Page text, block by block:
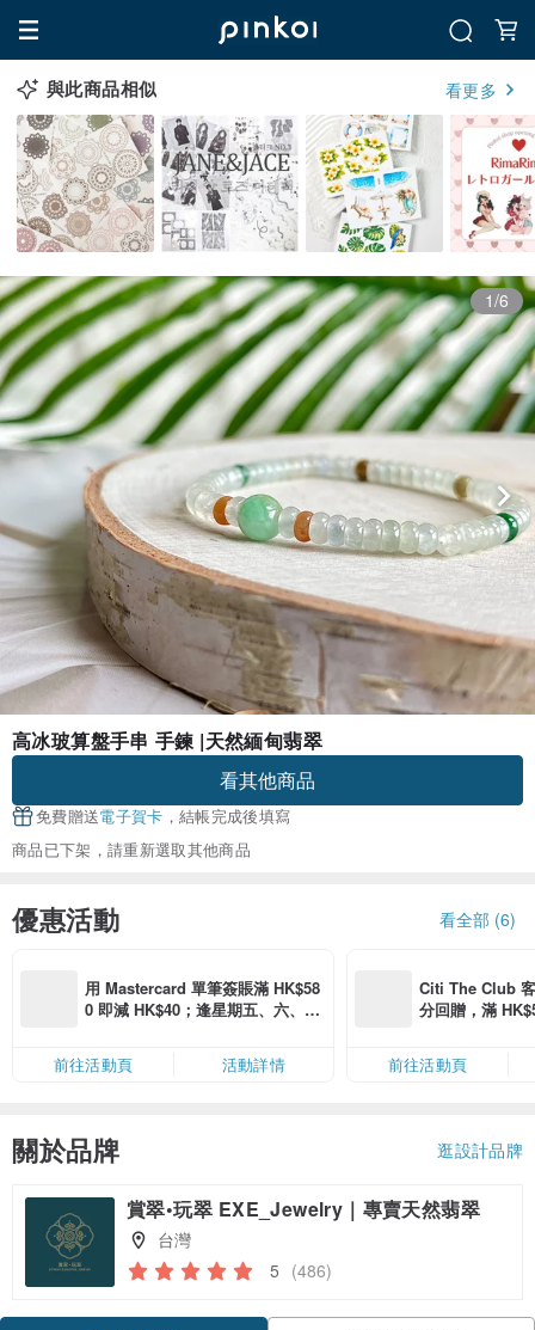
與此商品相似 看更多
1/6
高冰玻算盤手串 手鍊 |天然緬甸翡翠
看其他商品
免費贈送電子賀卡 ，結帳完成後填寫
商品已下架，請重新選取其他商品
優惠活動 看全部 (6)
用 Mastercard 單筆簽賬滿 HK$58
0 即減 HK$40；逢星期五、六、日
限，額滿即止，僅限「常用信用
卡」結帳）
前往活動頁 活動詳情
Citi The Club
分回贈，滿
前往活動頁
關於品牌 逛設計品牌
賞翠•玩翠 EXE_Jewelry｜專賣天然翡翠
台灣
5 (486)